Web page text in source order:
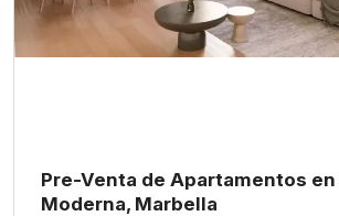
Pre-Venta de Apartamentos en
Moderna, Marbella